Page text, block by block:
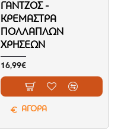
ΓΆΝΤΖΟΣ -
ΚΡΕΜΆΣΤΡΑ
ΠΟΛΛΑΠΛΏΝ
ΧΡΉΣΕΩΝ
16,99€
ΑΓΟΡΑ